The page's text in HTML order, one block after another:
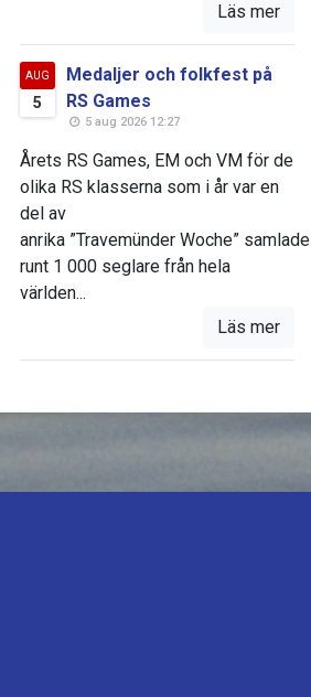
Läs mer
AUG
5
Medaljer och folkfest på
RS Games
5 aug 2026 12:27
Årets RS Games, EM och VM för de
olika RS klasserna som i år var en
del av
anrika ”Travemünder Woche” samlade
runt 1 000 seglare från hela
världen...
Läs mer